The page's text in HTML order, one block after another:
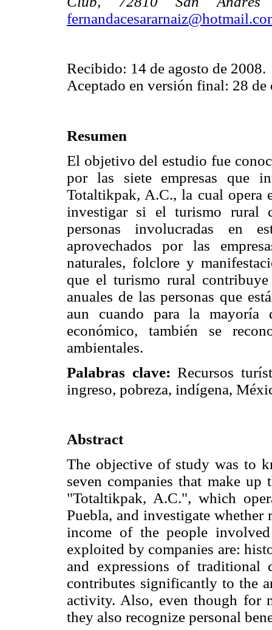
Recibido: 14 de agosto de 2008.
Aceptado en versión final: 28 de
Resumen
El objetivo del estudio fue
por las siete empresas que
Totaltikpak, A.C., la cual opera
investigar si el turismo rural
personas involucradas en
aprovechados por las
naturales, folclore y
que el turismo rural
anuales de las personas que
aun cuando para la
económico, también se
ambientales.
Palabras clave: Recursos
ingreso, pobreza, indígena,
Abstract
The objective of study was to
seven companies that make
"Totaltikpak, A.C.", which
Puebla, and investigate
income of the people
exploited by companies are:
and expressions of
contributes significantly to the
activity. Also, even though for
they also recognize personal